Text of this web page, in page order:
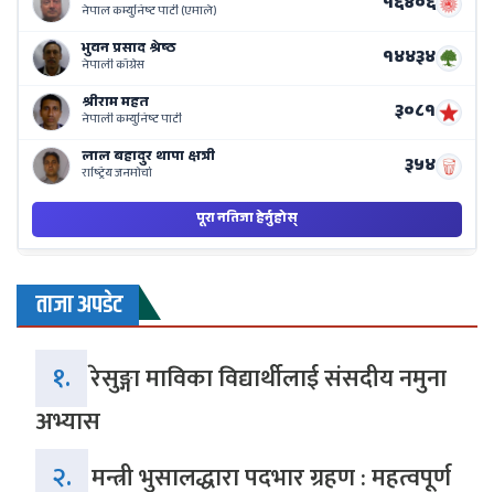
ताजा अपडेट
१. रेसुङ्गा माविका विद्यार्थीलाई संसदीय नमुना
अभ्यास
२. मन्त्री भुसालद्धारा पदभार ग्रहण : महत्वपूर्ण